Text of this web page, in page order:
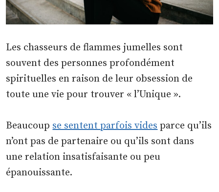
Les chasseurs de flammes jumelles sont
souvent des personnes profondément
spirituelles en raison de leur obsession de
toute une vie pour trouver « l’Unique ».
Beaucoup se sentent parfois vides parce qu’ils
n’ont pas de partenaire ou qu’ils sont dans
une relation insatisfaisante ou peu
épanouissante.